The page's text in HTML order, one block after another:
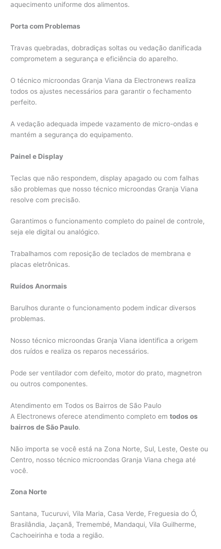
aquecimento uniforme dos alimentos.
Porta com Problemas
Travas quebradas, dobradiças soltas ou vedação danificada
comprometem a segurança e eficiência do aparelho.
O técnico microondas Granja Viana da Electronews realiza
todos os ajustes necessários para garantir o fechamento
perfeito.
A vedação adequada impede vazamento de micro-ondas e
mantém a segurança do equipamento.
Painel e Display
Teclas que não respondem, display apagado ou com falhas
são problemas que nosso técnico microondas Granja Viana
resolve com precisão.
Garantimos o funcionamento completo do painel de controle,
seja ele digital ou analógico.
Trabalhamos com reposição de teclados de membrana e
placas eletrônicas.
Ruídos Anormais
Barulhos durante o funcionamento podem indicar diversos
problemas.
Nosso técnico microondas Granja Viana identifica a origem
dos ruídos e realiza os reparos necessários.
Pode ser ventilador com defeito, motor do prato, magnetron
ou outros componentes.
Atendimento em Todos os Bairros de São Paulo
A Electronews oferece atendimento completo emtodos os
bairros de São Paulo.
Não importa se você está na Zona Norte, Sul, Leste, Oeste ou
Centro, nosso técnico microondas Granja Viana chega até
você.
Zona Norte
Santana, Tucuruvi, Vila Maria, Casa Verde, Freguesia do Ó,
Brasilândia, Jaçanã, Tremembé, Mandaqui, Vila Guilherme,
Cachoeirinha e toda a região.